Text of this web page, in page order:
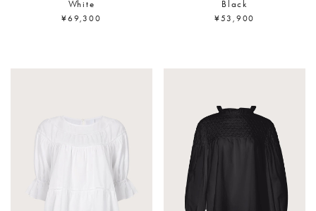
White
¥69,300
Black
¥53,900